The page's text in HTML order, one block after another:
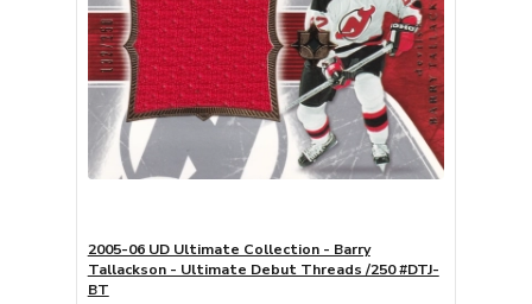
2005-06 UD Ultimate Collection - Barry
Tallackson - Ultimate Debut Threads /250 #DTJ-
BT